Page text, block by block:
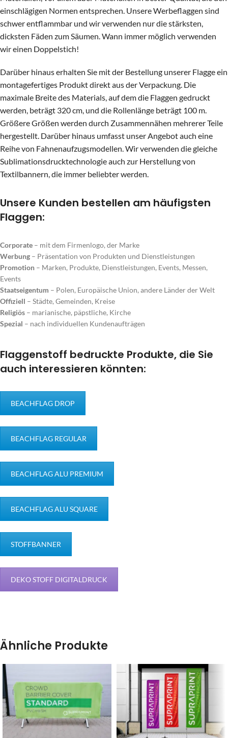
einschlägigen Normen entsprechen. Unsere Werbeflaggen sind
schwer entflammbar und wir verwenden nur die stärksten,
dicksten Fäden zum Säumen. Wann immer möglich verwenden
wir einen Doppelstich!
Darüber hinaus erhalten Sie mit der Bestellung unserer Flagge ein
montagefertiges Produkt direkt aus der Verpackung. Die
maximale Breite des Materials, auf dem die Flaggen gedruckt
werden, beträgt 320 cm, und die Rollenlänge beträgt 100 m.
Größere Größen werden durch Zusammennähen mehrerer Teile
hergestellt. Darüber hinaus umfasst unser Angebot auch eine
Reihe von Fahnenaufzugsmodellen. Wir verwenden die gleiche
Sublimationsdrucktechnologie auch zur Herstellung von
Textilbannern, die immer beliebter werden.
Unsere Kunden bestellen am häufigsten
Flaggen:
Corporate – mit dem Firmenlogo, der Marke
Werbung – Präsentation von Produkten und Dienstleistungen
Promotion – Marken, Produkte, Dienstleistungen, Events, Messen,
Events
Staatseigentum – Polen, Europäische Union, andere Länder der Welt
Offiziell – Städte, Gemeinden, Kreise
Religiös – marianische, päpstliche, Kirche
Spezial – nach individuellen Kundenaufträgen
Flaggenstoff bedruckte Produkte, die Sie
auch interessieren könnten:
BEACHFLAG DROP
BEACHFLAG REGULAR
BEACHFLAG ALU PREMIUM
BEACHFLAG ALU SQUARE
STOFFBANNER
DEKO STOFF DIGITALDRUCK
Ähnliche Produkte